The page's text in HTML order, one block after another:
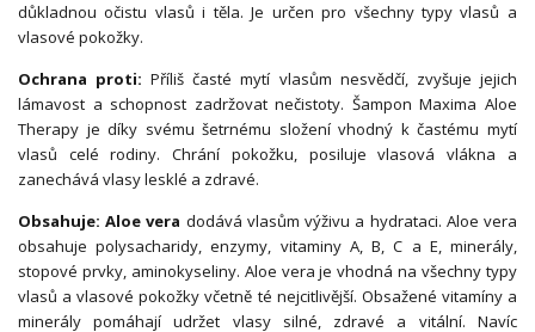
důkladnou očistu vlasů i těla. Je určen pro všechny typy vlasů a
vlasové pokožky.
Ochrana proti: Příliš časté mytí vlasům nesvědčí, zvyšuje jejich
lámavost a schopnost zadržovat nečistoty. Šampon Maxima Aloe
Therapy je díky svému šetrnému složení vhodný k častému mytí
vlasů celé rodiny. Chrání pokožku, posiluje vlasová vlákna a
zanechává vlasy lesklé a zdravé.
Obsahuje: Aloe vera dodává vlasům výživu a hydrataci. Aloe vera
obsahuje polysacharidy, enzymy, vitaminy A, B, C a E, minerály,
stopové prvky, aminokyseliny. Aloe vera je vhodná na všechny typy
vlasů a vlasové pokožky včetně té nejcitlivější. Obsažené vitamíny a
minerály pomáhají udržet vlasy silné, zdravé a vitální. Navíc